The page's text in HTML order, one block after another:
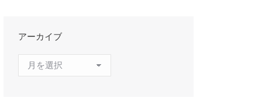
アーカイブ